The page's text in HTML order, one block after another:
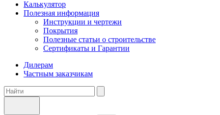
Калькулятор
Полезная информация
Инструкции и чертежи
Покрытия
Полезные статьи о строительстве
Сертификаты и Гарантии
Дилерам
Частным заказчикам